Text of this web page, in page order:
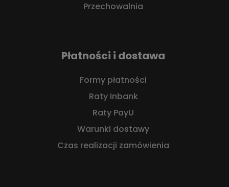
Przechowalnia
Płatności i dostawa
Formy płatności
Raty Inbank
Raty PayU
Warunki dostawy
Czas realizacji zamówienia